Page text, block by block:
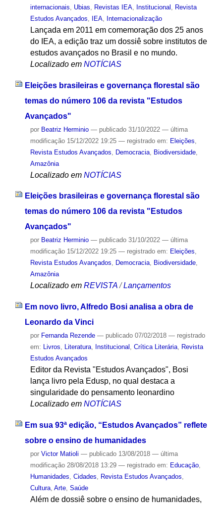
internacionais
Ubias Revistas IEA, Institucional
Revista
Estudos Avançados
IEA, Internacionalização
Lançada em 2011 em comemoração dos 25 anos
do IEA, a edição traz um dossiê sobre institutos de
estudos avançados no Brasil e no mundo.
Localizado em NOTÍCIAS
Eleições brasileiras e governança florestal são
temas do número 106 da revista "Estudos
Avançados"
por Beatriz Herminio — publicado31/10/2022 — última
modificação15/12/2022 19:25 — registrado em: Eleições
Revista Estudos Avançados
Democracia, Biodiversidade,
Amazônia
Localizado em NOTÍCIAS
Eleições brasileiras e governança florestal são
temas do número 106 da revista "Estudos
Avançados"
por Beatriz Herminio — publicado31/10/2022 — última
modificação15/12/2022 19:25 — registrado em: Eleições,
Revista Estudos Avançados, Democracia, Biodiversidade,
Amazônia
Localizado em REVISTA /Lançamentos
Em novo livro, Alfredo Bosi analisa a obra de
Leonardo da Vinci
por Fernanda Rezende — publicado07/02/2018 — registrado
em: Livros, Literatura, Institucional , Crítica Literária, Revista
Estudos Avançados
Editor da Revista "Estudos Avançados", Bosi
lança livro pela Edusp, no qual destaca a
singularidade do pensamento leonardino
Localizado em NOTÍCIAS
Em sua 93ª edição, “Estudos Avançados” reflete
sobre o ensino de humanidades
por Victor Matioli — publicado13/08/2018 — última
modificação28/08/2018 13:29 — registrado em: Educação,
Humanidades Cidades Revista Estudos Avançados
Cultura, Arte, Saúde
Além de dossiê sobre o ensino de humanidades,